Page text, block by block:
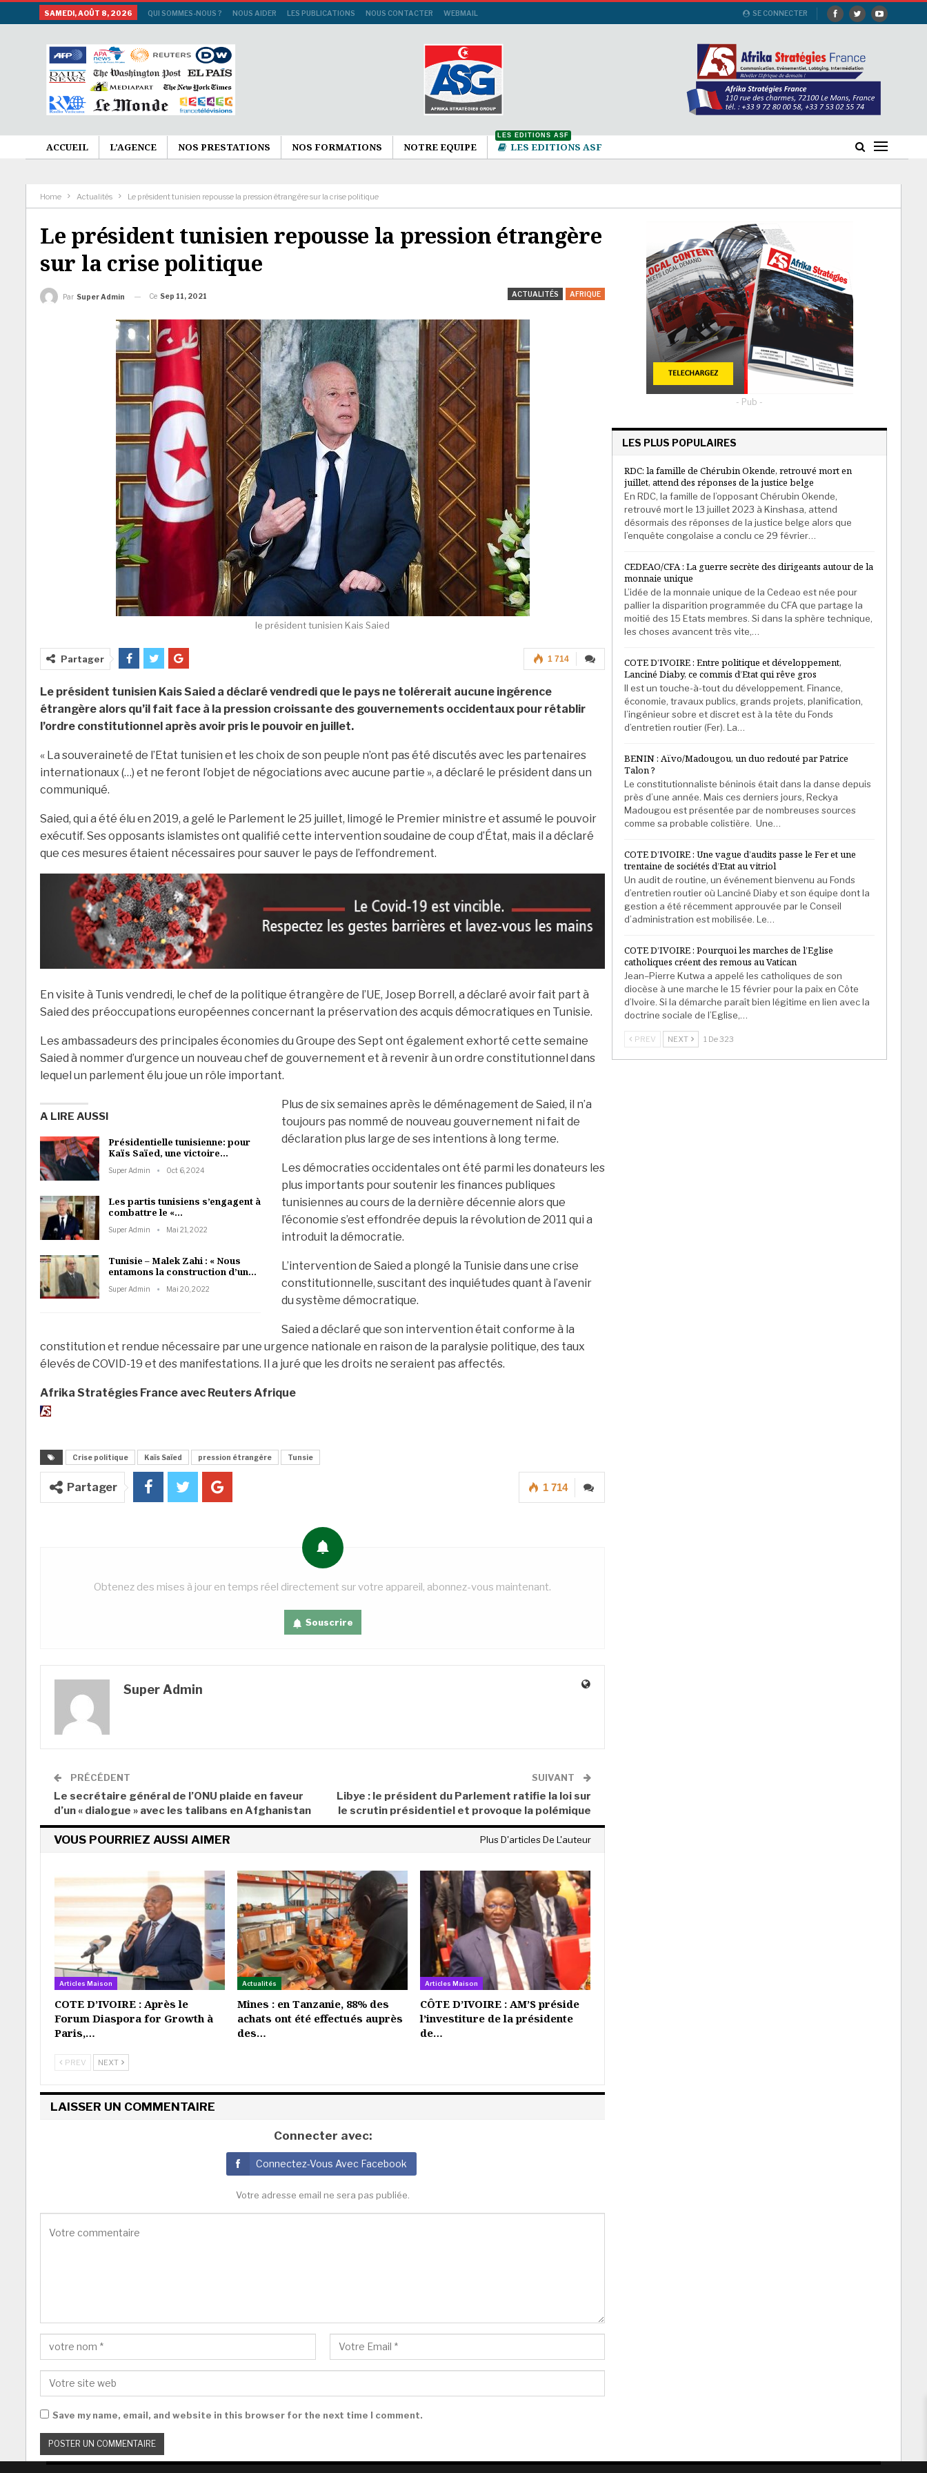
SE CONNECTER
SAMEDI, AOÛT 8, 2026 QUI SOMMES-NOUS ? NOUS AIDER LES PUBLICATIONS NOUS CONTACTER WEBMAIL
ACCUEIL L’AGENCE NOS PRESTATIONS NOS FORMATIONS NOTRE EQUIPE LES EDITIONS ASF
LES EDITIONS ASF
Home Actualités Le président tunisien repousse la pression étrangère sur la crise politique
Le président tunisien repousse la pression étrangère
sur la crise politique
ACTUALITÉS AFRIQUE
Par Super Admin Ce Sep 11, 2021
le président tunisien Kais Saied
1 714
Partager
Le président tunisien Kais Saied a déclaré vendredi que le pays ne tolérerait aucune ingérence
étrangère alors qu’il fait face à la pression croissante des gouvernements occidentaux pour rétablir
l’ordre constitutionnel après avoir pris le pouvoir en juillet.
« La souveraineté de l’Etat tunisien et les choix de son peuple n’ont pas été discutés avec les partenaires
internationaux (…) et ne feront l’objet de négociations avec aucune partie », a déclaré le président dans un
communiqué.
Saied, qui a été élu en 2019, a gelé le Parlement le 25 juillet, limogé le Premier ministre et assumé le pouvoir
exécutif. Ses opposants islamistes ont qualifié cette intervention soudaine de coup d’État, mais il a déclaré
que ces mesures étaient nécessaires pour sauver le pays de l’effondrement.
En visite à Tunis vendredi, le chef de la politique étrangère de l’UE, Josep Borrell, a déclaré avoir fait part à
Saied des préoccupations européennes concernant la préservation des acquis démocratiques en Tunisie.
Les ambassadeurs des principales économies du Groupe des Sept ont également exhorté cette semaine
Saied à nommer d’urgence un nouveau chef de gouvernement et à revenir à un ordre constitutionnel dans
lequel un parlement élu joue un rôle important.
A LIRE AUSSI
Présidentielle tunisienne: pour
Kaïs Saïed, une victoire…
Super Admin Oct 6, 2024
Les partis tunisiens s’engagent à
combattre le «…
Super Admin Mai 21, 2022
Tunisie – Malek Zahi : « Nous
entamons la construction d’un…
Super Admin Mai 20, 2022
Plus de six semaines après le déménagement de Saied, il n’a
toujours pas nommé de nouveau gouvernement ni fait de
déclaration plus large de ses intentions à long terme.
Les démocraties occidentales ont été parmi les donateurs les
plus importants pour soutenir les finances publiques
tunisiennes au cours de la dernière décennie alors que
l’économie s’est effondrée depuis la révolution de 2011 qui a
introduit la démocratie.
L’intervention de Saied a plongé la Tunisie dans une crise
constitutionnelle, suscitant des inquiétudes quant à l’avenir
du système démocratique.
Saied a déclaré que son intervention était conforme à la
constitution et rendue nécessaire par une urgence nationale en raison de la paralysie politique, des taux
élevés de COVID-19 et des manifestations. Il a juré que les droits ne seraient pas affectés.
Afrika Stratégies France avec Reuters Afrique
Crise politique Kaïs Saïed pression étrangère Tunsie
1 714
Partager
Obtenez des mises à jour en temps réel directement sur votre appareil, abonnez-vous maintenant.
Souscrire
Super Admin
PRÉCÉDENT
Le secrétaire général de l’ONU plaide en faveur
d’un « dialogue » avec les talibans en Afghanistan
SUIVANT
Libye : le président du Parlement ratifie la loi sur
le scrutin présidentiel et provoque la polémique
VOUS POURRIEZ AUSSI AIMER Plus D'articles De L'auteur
Articles Maison
COTE D’IVOIRE : Après le
Forum Diaspora for Growth à
Paris,…
Actualités
Mines : en Tanzanie, 88% des
achats ont été effectués auprès
des…
Articles Maison
CÔTE D’IVOIRE : AM’S préside
l’investiture de la présidente
de…
PREV NEXT
LAISSER UN COMMENTAIRE
Connecter avec:
Connectez-Vous Avec Facebook
Votre adresse email ne sera pas publiée.
Save my name, email, and website in this browser for the next time I comment.
- Pub -
LES PLUS POPULAIRES
RDC: la famille de Chérubin Okende, retrouvé mort en
juillet, attend des réponses de la justice belge
En RDC, la famille de l’opposant Chérubin Okende,
retrouvé mort le 13 juillet 2023 à Kinshasa, attend
désormais des réponses de la justice belge alors que
l’enquête congolaise a conclu ce 29 février…
CEDEAO/CFA : La guerre secrète des dirigeants autour de la
monnaie unique
L’idée de la monnaie unique de la Cedeao est née pour
pallier la disparition programmée du CFA que partage la
moitié des 15 Etats membres. Si dans la sphère technique,
les choses avancent très vite,…
COTE D’IVOIRE : Entre politique et développement,
Lanciné Diaby, ce commis d’Etat qui rêve gros
Il est un touche-à-tout du développement. Finance,
économie, travaux publics, grands projets, planification,
l’ingénieur sobre et discret est à la tête du Fonds
d’entretien routier (Fer). La…
BENIN : Aïvo/Madougou, un duo redouté par Patrice
Talon ?
Le constitutionnaliste béninois était dans la danse depuis
près d’une année. Mais ces derniers jours, Reckya
Madougou est présentée par de nombreuses sources
comme sa probable colistière. Une…
COTE D’IVOIRE : Une vague d’audits passe le Fer et une
trentaine de sociétés d’Etat au vitriol
Un audit de routine, un événement bienvenu au Fonds
d’entretien routier où Lanciné Diaby et son équipe dont la
gestion a été récemment approuvée par le Conseil
d’administration est mobilisée. Le…
COTE D’IVOIRE : Pourquoi les marches de l’Eglise
catholiques créent des remous au Vatican
Jean–Pierre Kutwa a appelé les catholiques de son
diocèse à une marche le 15 février pour la paix en Côte
d’Ivoire. Si la démarche paraît bien légitime en lien avec la
doctrine sociale de l’Eglise,…
PREV NEXT 1 De 323